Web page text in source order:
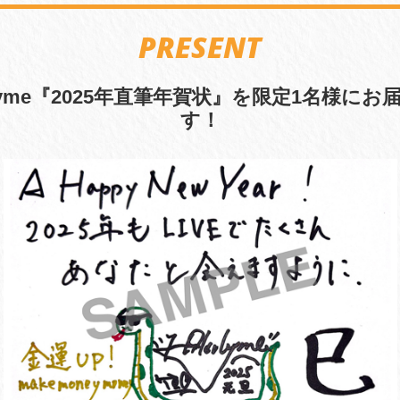
PRESENT
『2025年直筆年賀状』を限定1名様にお
す！